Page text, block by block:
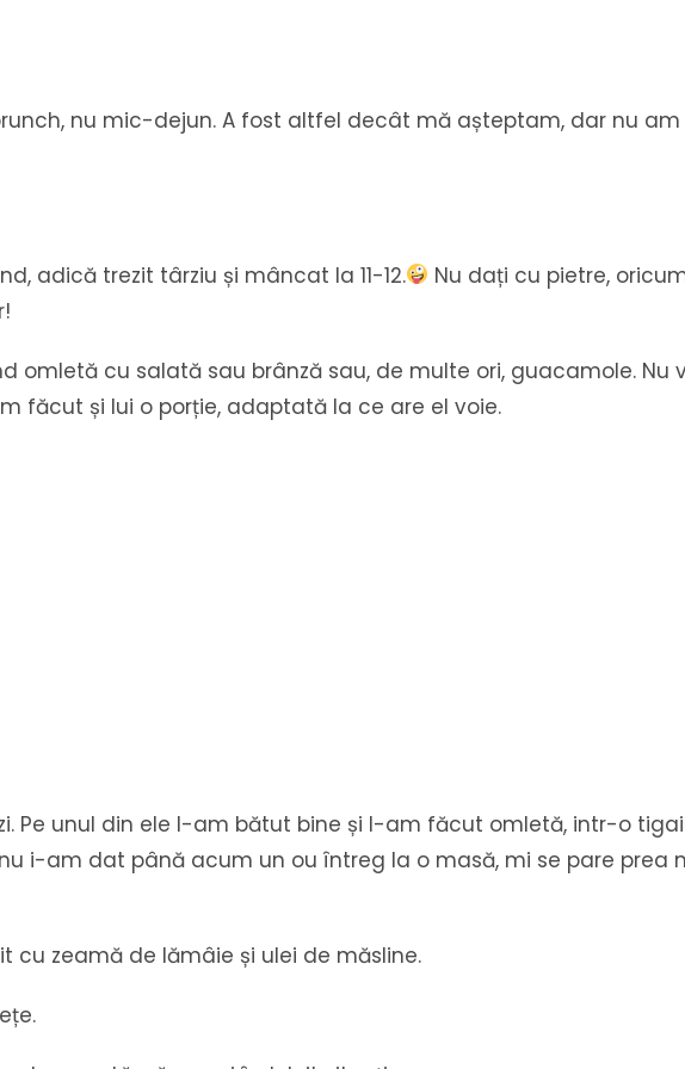
nu mic-dejun. A fost altfel decât mă așteptam, dar nu
adică trezit târziu și mâncat la 11-12.
Nu dați cu pietre,
omletă cu salată sau brânză sau, de multe ori, guacamole. Nu
făcut și lui o porție, adaptată la ce are el voie.
Pe unul din ele l-am bătut bine și l-am făcut omletă, intr-o
i-am dat până acum un ou întreg la o masă, mi se pare prea
zeamă de lămâie și ulei de măsline.